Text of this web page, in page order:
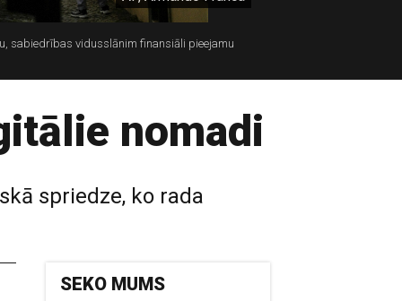
sabiedrības vidusslānim finansiāli pieejamu
nomadi
spriedze, ko rada
SEKO MUMS